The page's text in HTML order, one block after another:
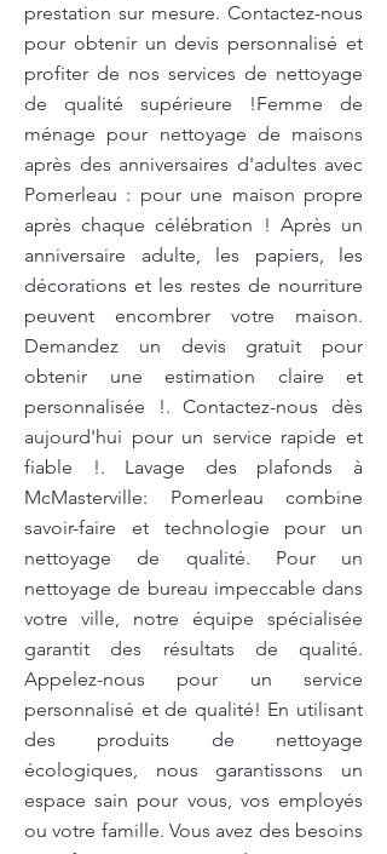
prestation sur mesure. Contactez-nous
pour obtenir un devis personnalisé et
profiter de nos services de nettoyage
de qualité supérieure !Femme de
ménage pour nettoyage de maisons
après des anniversaires d'adultes avec
Pomerleau : pour une maison propre
après chaque célébration ! Après un
anniversaire adulte, les papiers, les
décorations et les restes de nourriture
peuvent encombrer votre maison.
Demandez un devis gratuit pour
obtenir une estimation claire et
personnalisée !. Contactez-nous dès
aujourd'hui pour un service rapide et
fiable !. Lavage des plafonds à
McMasterville: Pomerleau combine
savoir-faire et technologie pour un
nettoyage de qualité. Pour un
nettoyage de bureau impeccable dans
votre ville, notre équipe spécialisée
garantit des résultats de qualité.
Appelez-nous pour un service
personnalisé et de qualité! En utilisant
des produits de nettoyage
écologiques, nous garantissons un
espace sain pour vous, vos employés
ou votre famille. Vous avez des besoins